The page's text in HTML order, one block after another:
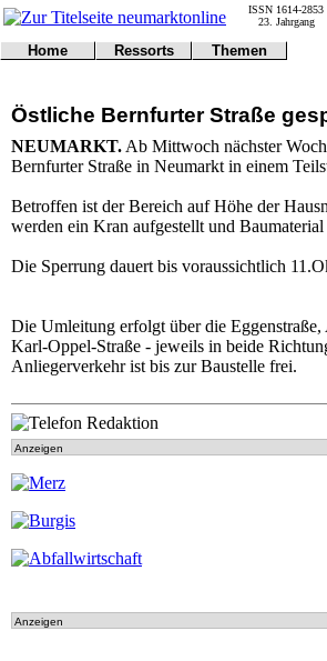
Östliche Bernfurter Straße
NEUMARKT. Ab Mittwoch nächster
Bernfurter Straße in Neumarkt in einem
Betroffen ist der Bereich auf Höhe der
werden ein Kran aufgestellt und Baumaterial
Die Sperrung dauert bis voraussichtlich
Die Umleitung erfolgt über die
Karl-Oppel-Straße - jeweils in beide
Anliegerverkehr ist bis zur Baustelle frei.
Anzeigen
Anzeigen
ISSN 1614-2853
23. Jahrgang
Home
Notfall
Impressum
Ressorts
Wirtschaft
Sport
Polizei
Leser
Themen
Gericht
Online
Gesundheit
Land
Statistiken
Freizeit
Schule
Eilmeldungen